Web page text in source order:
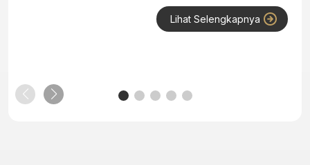
Lihat Selengkapnya